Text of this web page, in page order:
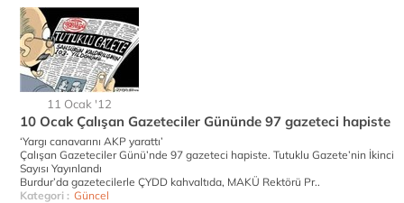
11 Ocak '12
10 Ocak Çalışan Gazeteciler Gününde 97 gazeteci hapiste
‘Yargı canavarını AKP yarattı’
Çalışan Gazeteciler Günü’nde 97 gazeteci hapiste. Tutuklu Gazete’nin İkinci
Sayısı Yayınlandı
Burdur’da gazetecilerle ÇYDD kahvaltıda, MAKÜ Rektörü Pr..
Kategori : Güncel